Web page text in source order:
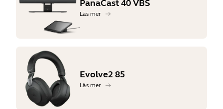
PanaCast 40 VBS
Läs mer
Evolve2 85
Läs mer